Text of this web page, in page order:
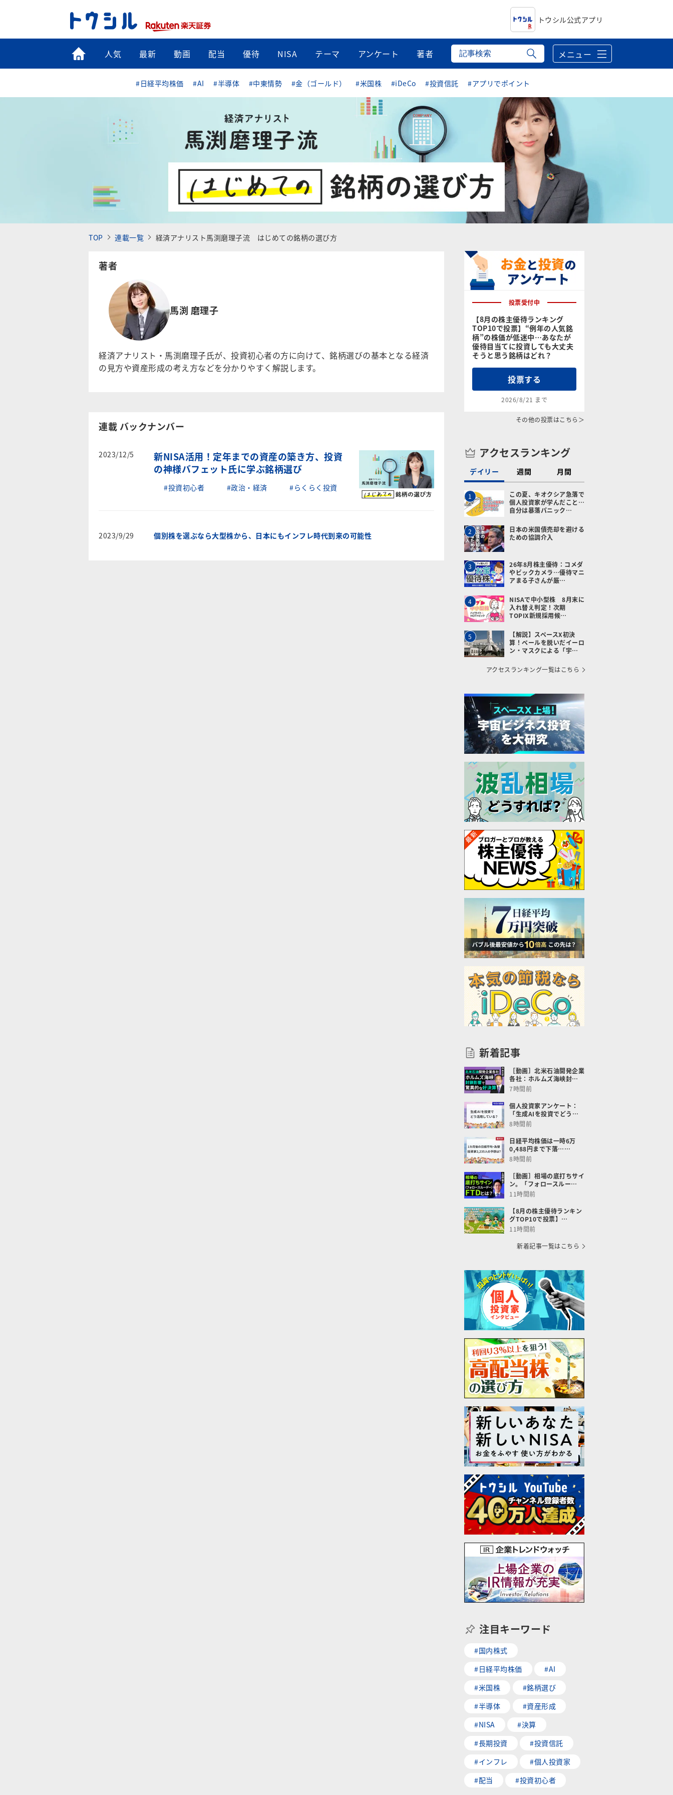
トウシル公式アプリ
トップ
人気 最新 動画 配当 優待 NISA テーマ アンケート 著者 メニュー
#日経平均株価 #AI #半導体 #中東情勢 #金（ゴールド） #米国株 #iDeCo #投資信託 #アプリでポイント
TOP 連載一覧 経済アナリスト馬渕磨理子流 はじめての銘柄の選び方
著者
馬渕 磨理子
経済アナリスト・馬渕磨理子氏が、投資初心者の方に向けて、銘柄選びの基本となる経済
の見方や資産形成の考え方などを分かりやすく解説します。
連載 バックナンバー
2023/12/5
新NISA活用！定年までの資産の築き方、投資
の神様バフェット氏に学ぶ銘柄選び
#投資初心者 #政治・経済 #らくらく投資
2023/9/29 個別株を選ぶなら大型株から、日本にもインフレ時代到来の可能性
投票受付中
【8月の株主優待ランキング
TOP10で投票】“例年の人気銘
柄”の株価が低迷中…あなたが
優待目当てに投資しても大丈夫
そうと思う銘柄はどれ？
投票する
2026/8/21 まで
その他の投票はこちら＞
アクセスランキング
デイリー 週間 月間
1
この夏、キオクシア急落で
個人投資家が学んだこと…
自分は暴落パニック…
2
日本の米国債売却を避ける
ための協調介入
3
26年8月株主優待：コメダ
やビックカメラ…優待マニ
アまる子さんが厳…
4
NISAで中小型株 8月末に
入れ替え判定！次期
TOPIX新規採用候…
5
【解説】スペースX初決
算！ベールを脱いだイーロ
ン・マスクによる「宇…
アクセスランキング一覧はこちら
新着記事
［動画］北米石油開発企業
各社：ホルムズ海峡封…
7時間前
個人投資家アンケート：
「生成AIを投資でどう…
8時間前
日経平均株価は一時6万
0,488円まで下落……
8時間前
［動画］相場の底打ちサイ
ン。「フォロースルー…
11時間前
【8月の株主優待ランキン
グTOP10で投票】…
11時間前
新着記事一覧はこちら
注目キーワード
#国内株式
#日経平均株価
#AI
#米国株
#銘柄選び
#半導体
#資産形成
#NISA
#決算
#長期投資
#投資信託
#インフレ
#個人投資家
#配当
#投資初心者